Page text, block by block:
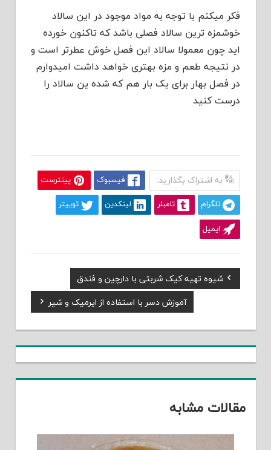
فکر میکنم با توجه به مواد موجود در این سالاد
خوشمزه ترین سالاد فصلی باشد که تاکنون خورده
اید چون معمولا سالاد این فصل خوش عطرتر است و
در نتیجه طعم و مزه بهتری خواهد داشت امیدوارم
در فصل بهار برای یک بار هم که شده ین سالاد را
درست کنید
به اشتراک بگذارید: فیسبوک پینترست
تلگرام تامبلر لینکدین توییتر
ایمیل
راهبری
Previous
Post:
شیوه تهیه کیک شربتی با دارچین و فندق
Next
Post:
آموزش دسر با استفاده از ایرمیک و شیر
مقالات مشابه